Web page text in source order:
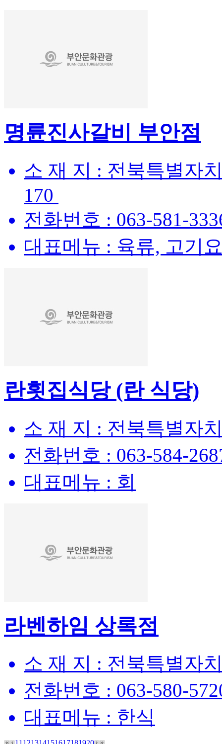
명륜진사갈비 부안점
소 재 지 : 전북특별자
170
전화번호 : 063-581-
대표메뉴 : 육류, 고기
란횟집식당 (란 식당)
소 재 지 : 전북특별자
전화번호 : 063-584-
대표메뉴 : 회
라벤하임 상록점
소 재 지 : 전북특별자
전화번호 : 063-580-
대표메뉴 : 한식